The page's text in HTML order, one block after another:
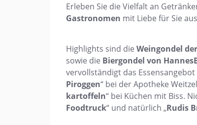
Erleben Sie die Vielfalt an
Gastronomen mit Liebe für Sie
Highlights sind dieWeingondel
sowie die Biergondel von
vervollständigt das
Piroggen“ bei der Apotheke
kartoffeln“ bei Küchen mit Biss.
Foodtruck“ und natürlich „Rudis